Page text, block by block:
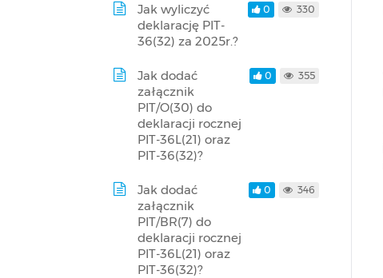
Jak wyliczyć
deklarację PIT-
36(32) za 2025r.?
0 330
Jak dodać
załącznik
PIT/O(30) do
deklaracji rocznej
PIT-36L(21) oraz
PIT-36(32)?
0 355
Jak dodać
załącznik
PIT/BR(7) do
deklaracji rocznej
PIT-36L(21) oraz
PIT-36(32)?
0 346